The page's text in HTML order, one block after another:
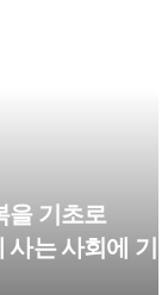
을 기초로
사는 사회에 기